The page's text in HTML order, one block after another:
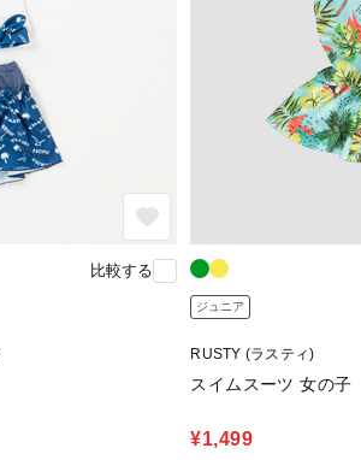
比較する
ジュニア
RUSTY (ラスティ)
スイムスーツ 女の子
¥1,499